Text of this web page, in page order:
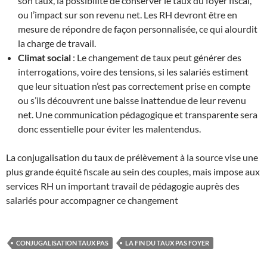
ou l’impact sur son revenu net. Les RH devront être en
mesure de répondre de façon personnalisée, ce qui alourdit
la charge de travail.
Climat social : Le changement de taux peut générer des
interrogations, voire des tensions, si les salariés estiment
que leur situation n’est pas correctement prise en compte
ou s’ils découvrent une baisse inattendue de leur revenu
net. Une communication pédagogique et transparente sera
donc essentielle pour éviter les malentendus.
La conjugalisation du taux de prélèvement à la source vise une
plus grande équité fiscale au sein des couples, mais impose aux
services RH un important travail de pédagogie auprès des
salariés pour accompagner ce changement
CONJUGALISATION TAUX PAS LA FIN DU TAUX PAS FOYER